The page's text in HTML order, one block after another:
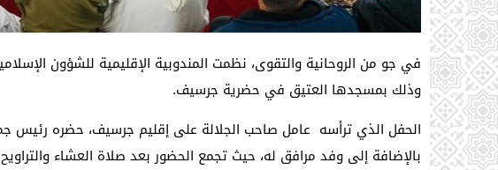
في جو من الروحانية والتقوى، نظمت المندوبية الإقليمية للشؤون
وذلك بمسجدها العتيق في حضرية جرسيف.
الحفل الذي ترأسه عامل صاحب الجلالة على إقليم جرسيف، حضره رئيس
بالإضافة إلى وفد مرافق له، حيث تجمع الحضور بعد صلاة العشاء والتراويح